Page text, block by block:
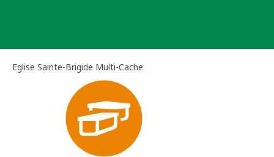
Eglise Sainte-Brigide Multi-Cache